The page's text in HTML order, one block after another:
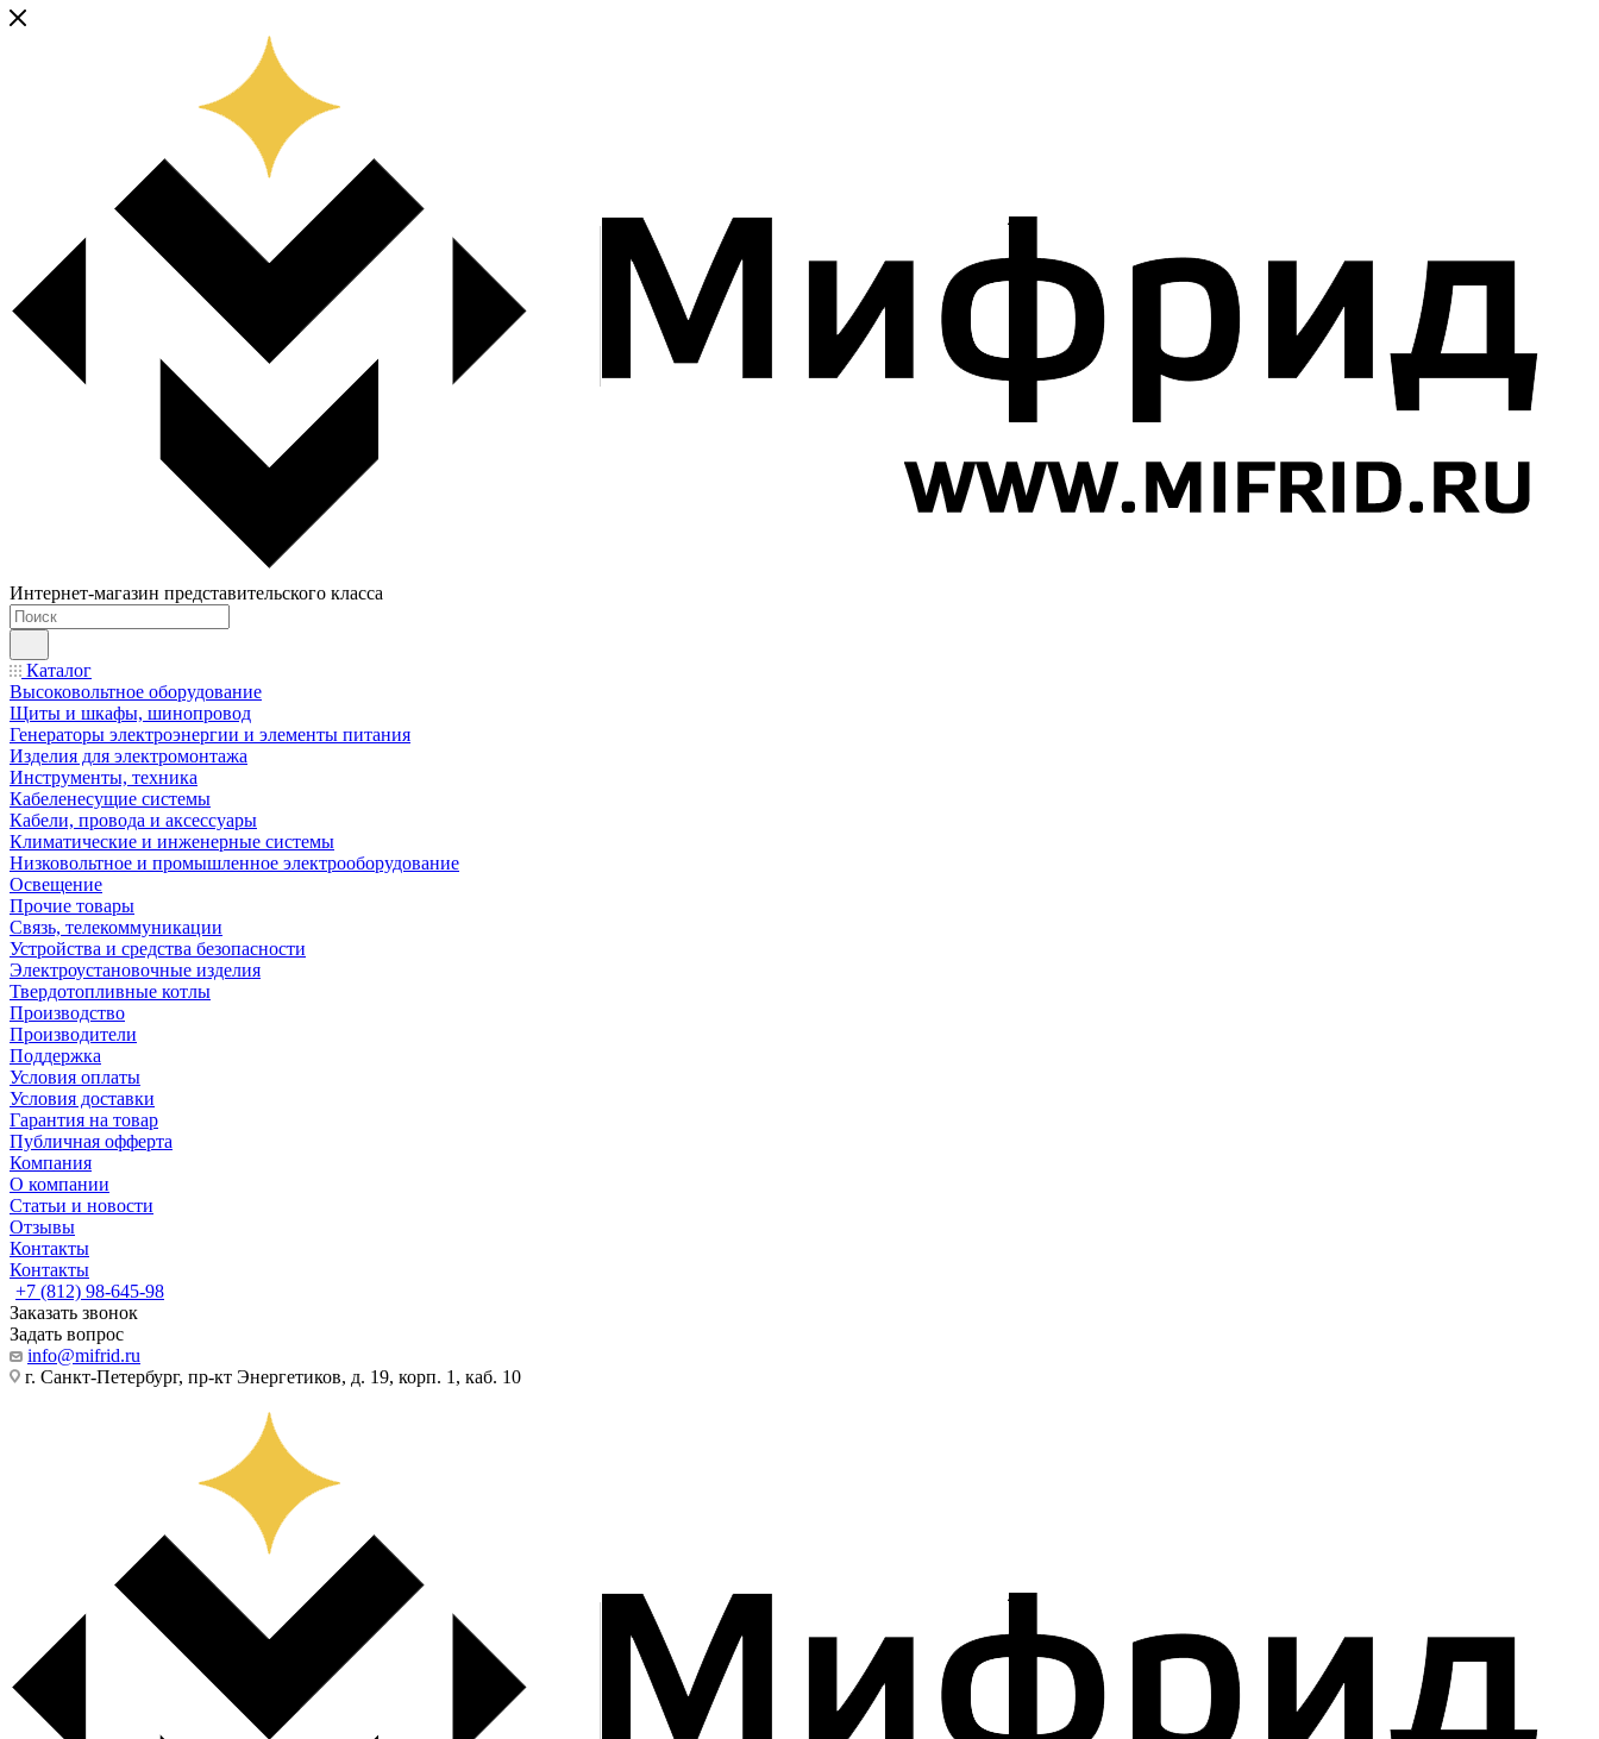
Интернет-магазин представительского класса
Каталог
Высоковольтное оборудование
Щиты и шкафы, шинопровод
Генераторы электроэнергии и элементы питания
Изделия для электромонтажа
Инструменты, техника
Кабеленесущие системы
Кабели, провода и аксессуары
Климатические и инженерные системы
Низковольтное и промышленное электрооборудование
Освещение
Прочие товары
Связь, телекоммуникации
Устройства и средства безопасности
Электроустановочные изделия
Твердотопливные котлы
Производство
Производители
Поддержка
Условия оплаты
Условия доставки
Гарантия на товар
Публичная офферта
Компания
О компании
Статьи и новости
Отзывы
Контакты
Контакты
+7 (812) 98-645-98
Заказать звонок
Задать вопрос
info@mifrid.ru
г. Санкт-Петербург, пр-кт Энергетиков, д. 19, корп. 1, каб. 10